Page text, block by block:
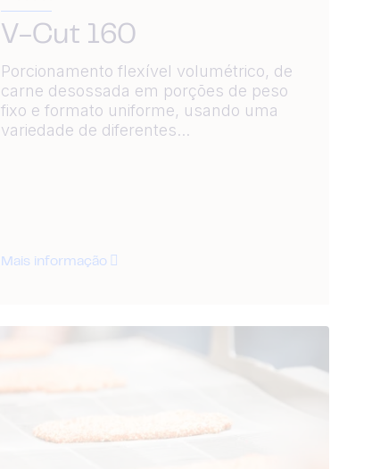
V-Cut 160
Porcionamento flexível volumétrico, de
carne desossada em porções de peso
fixo e formato uniforme, usando uma
variedade de diferentes...
Mais informação